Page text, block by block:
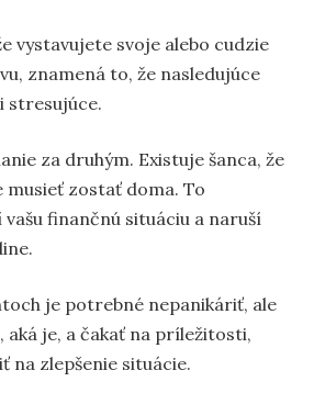
vystavujete svoje alebo cudzie
znamená to, že nasledujúce
stresujúce.
za druhým. Existuje šanca, že
musieť zostať doma. To
finančnú situáciu a naruší
je potrebné nepanikáriť, ale
je, a čakať na príležitosti,
na zlepšenie situácie.